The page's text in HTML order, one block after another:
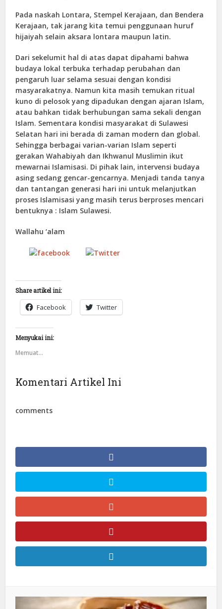
Pada naskah Lontara, Stempel Kerajaan, dan Bendera
Kerajaan, tak jarang kita temui penggunaan huruf
hijaiyah selain aksara lontara maupun latin.
Dari sekelumit hal di atas dapat dipahami bahwa
budaya lokal terbuka terhadap perubahan dan
pengaruh luar selama sesuai dengan kondisi
masyarakatnya. Namun kita masih temukan ritual
kuno di pelosok yang dipadukan dengan ajaran Islam,
atau bahkan tidak berhubungan sama sekali dengan
Islam. Sementara kondisi masyarakat di Sulawesi
Selatan hari ini berada di zaman modern dan global.
Sehingga berbagai varian-varian Islam seperti
gerakan Wahabiyah dan Ikhwanul Muslimin ikut
mewarnai Islamisasi. Di pihak lain, intervensi budaya
asing sedang gencar-gencarnya. Menjadi tanda tanya
dan tantangan generasi hari ini untuk melanjutkan
proses Islamisasi yang masih terus berproses mencari
bentuknya : Islam Sulawesi.
Wallahu ‘alam
Tweet
Share artikel ini:
Facebook Twitter
Menyukai ini:
Memuat...
Komentari Artikel Ini
comments